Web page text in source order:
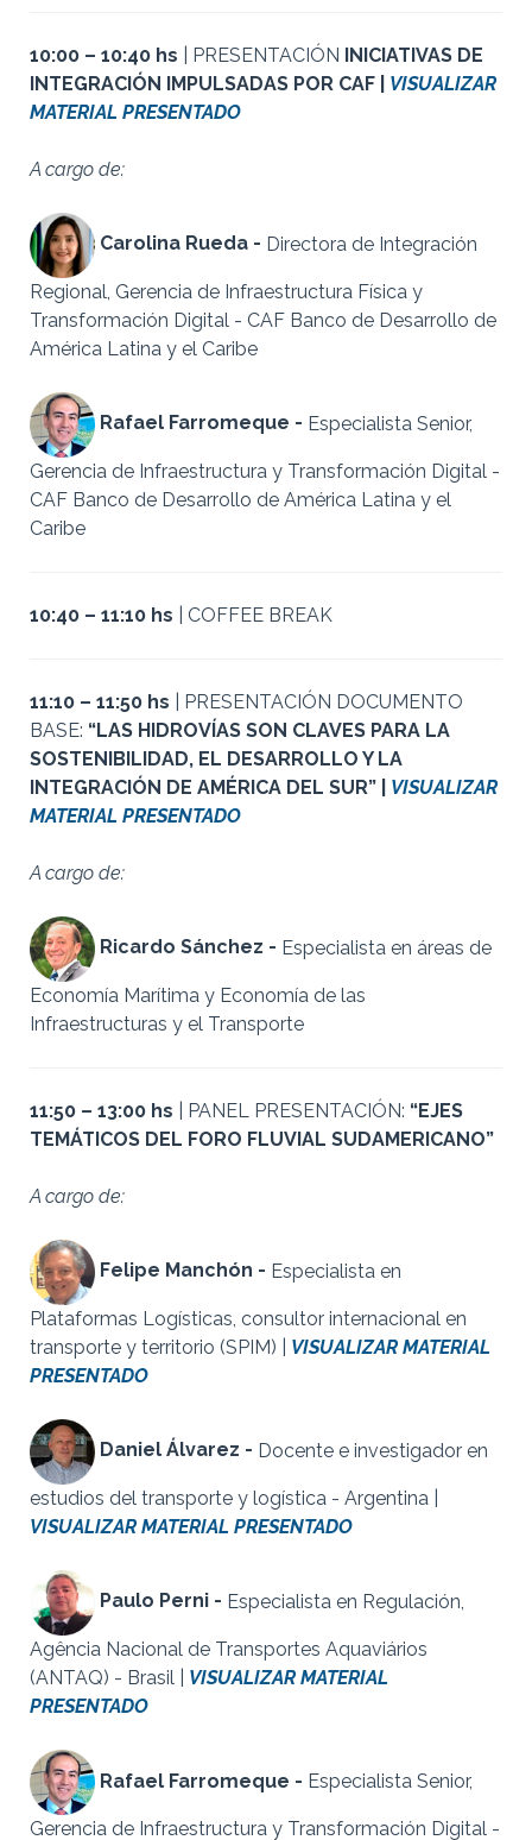
10:00 – 10:40 hs | PRESENTACIÓN INICIATIVAS DE
INTEGRACIÓN IMPULSADAS POR CAF | VISUALIZAR
MATERIAL PRESENTADO
A cargo de:
Carolina Rueda - Directora de Integración
Regional, Gerencia de Infraestructura Física y
Transformación Digital - CAF Banco de Desarrollo de
América Latina y el Caribe
Rafael Farromeque - Especialista Senior,
Gerencia de Infraestructura y Transformación Digital -
CAF Banco de Desarrollo de América Latina y el
Caribe
10:40 – 11:10 hs | COFFEE BREAK
11:10 – 11:50 hs | PRESENTACIÓN DOCUMENTO
BASE: “LAS HIDROVÍAS SON CLAVES PARA LA
SOSTENIBILIDAD, EL DESARROLLO Y LA
INTEGRACIÓN DE AMÉRICA DEL SUR” | VISUALIZAR
MATERIAL PRESENTADO
A cargo de:
Ricardo Sánchez - Especialista en áreas de
Economía Marítima y Economía de las
Infraestructuras y el Transporte
11:50 – 13:00 hs | PANEL PRESENTACIÓN: “EJES
TEMÁTICOS DEL FORO FLUVIAL SUDAMERICANO”
A cargo de:
Felipe Manchón - Especialista en
Plataformas Logísticas, consultor internacional en
transporte y territorio (SPIM) | VISUALIZAR MATERIAL
PRESENTADO
Daniel Álvarez - Docente e investigador en
estudios del transporte y logística - Argentina |
VISUALIZAR MATERIAL PRESENTADO
Paulo Perni - Especialista en Regulación,
Agência Nacional de Transportes Aquaviários
(ANTAQ) - Brasil | VISUALIZAR MATERIAL
PRESENTADO
Rafael Farromeque - Especialista Senior,
Gerencia de Infraestructura y Transformación Digital -